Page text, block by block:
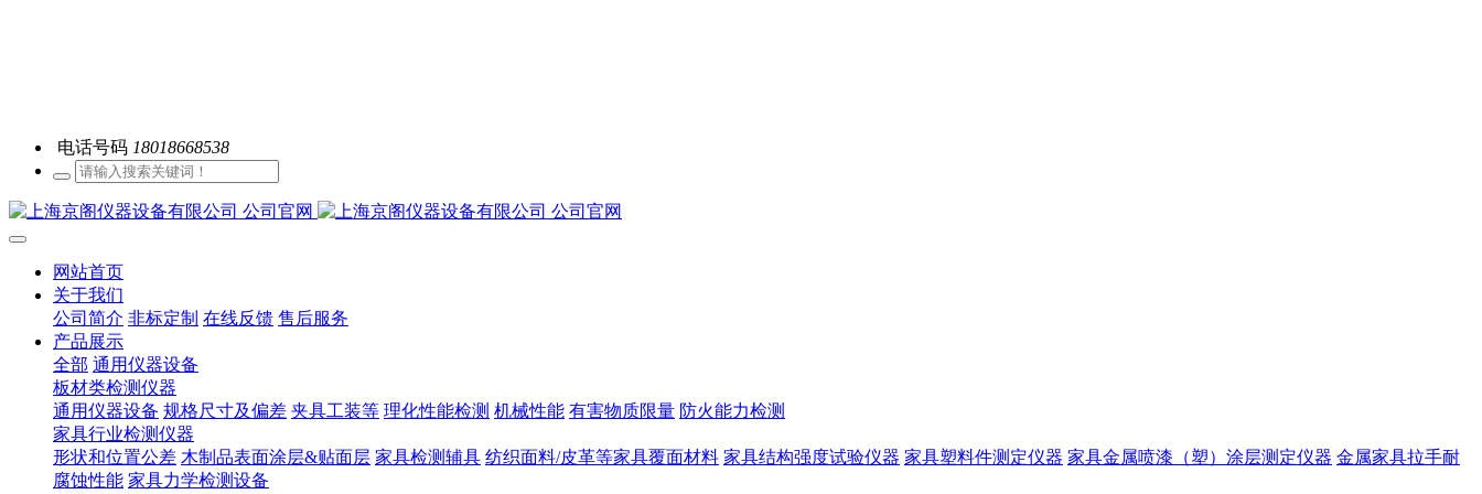
电话号码 18018668538
网站首页
关于我们
公司简介 非标定制 在线反馈 售后服务
产品展示
全部 通用仪器设备
板材类检测仪器
通用仪器设备 规格尺寸及偏差 夹具工装等 理化性能检测 机械性能 有害物质限量 防火能力检测
家具行业检测仪器
形状和位置公差 木制品表面涂层&贴面层 家具检测辅具 纺织面料/皮革等家具覆面材料 家具结构强度试验仪器 家具塑料件测定仪器 家具金属喷漆（塑）涂层测定仪器 金属家具拉手耐
腐蚀性能 家具力学检测设备